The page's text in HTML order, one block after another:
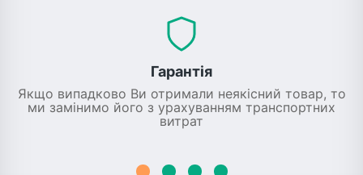
Гарантія
Якщо випадково Ви отримали неякісний товар, то
ми замінимо його з урахуванням транспортних
витрат